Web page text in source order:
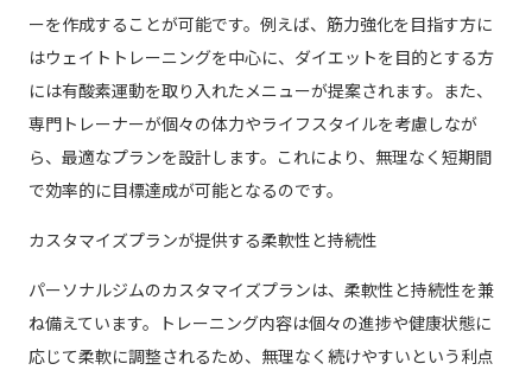
ーを作成することが可能です。例えば、筋力強化を目指す方に
はウェイトトレーニングを中心に、ダイエットを目的とする方
には有酸素運動を取り入れたメニューが提案されます。また、
専門トレーナーが個々の体力やライフスタイルを考慮しなが
ら、最適なプランを設計します。これにより、無理なく短期間
で効率的に目標達成が可能となるのです。
カスタマイズプランが提供する柔軟性と持続性
パーソナルジムのカスタマイズプランは、柔軟性と持続性を兼
ね備えています。トレーニング内容は個々の進捗や健康状態に
応じて柔軟に調整されるため、無理なく続けやすいという利点